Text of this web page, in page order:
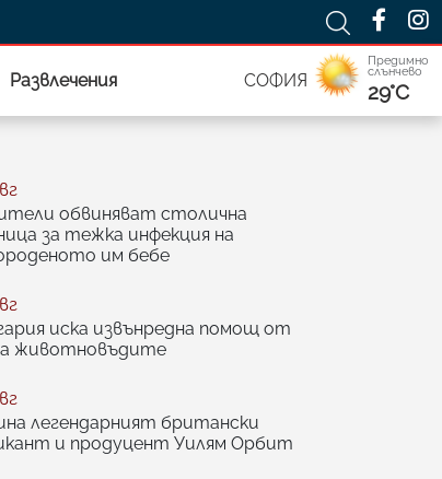
Развлечения СОФИЯ
Предимно
слънчево
29°C
обвиняват столична
за тежка инфекция на
им бебе
иска извънредна помощ от
животновъдите
легендарният британски
и продуцент Уилям Орбит